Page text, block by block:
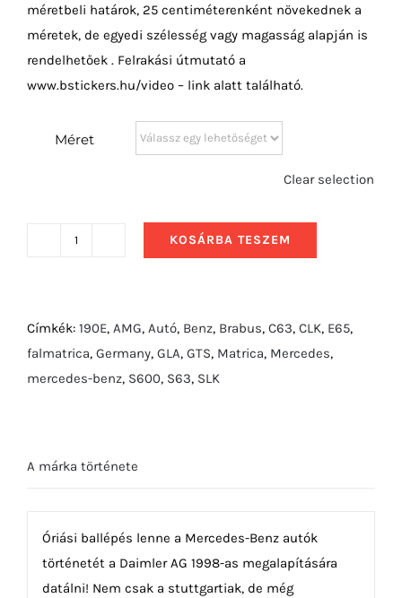
méretbeli határok, 25 centiméterenként növekednek a
méretek, de egyedi szélesség vagy magasság alapján is
rendelhetőek . Felrakási útmutató a
www.bstickers.hu/video – link alatt található.
Méret
Clear selection
CLS63
AMG
S-
KOSÁRBA TESZEM
Címkék: 190E, AMG, Autó, Benz, Brabus, C63, CLK, E65,
falmatrica, Germany, GLA, GTS, Matrica, Mercedes,
mercedes-benz, S600, S63, SLK
A márka története
Óriási ballépés lenne a Mercedes-Benz autók
történetét a Daimler AG 1998-as megalapítására
datálni! Nem csak a stuttgartiak, de még